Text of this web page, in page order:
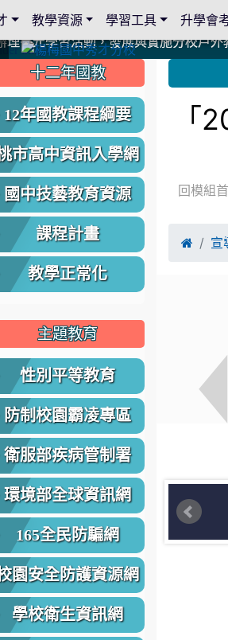
國信託商業銀行 2023.04.22 愛傳球計畫
國信託商業銀行 2023.04.22 愛傳球計畫
理多元學習活動，發展與實施分校戶外
理多元學習活動，發展與實施分校戶外
取社會資源，傳愛與溫暖：2024.3.19
取社會資源，傳愛與溫暖：2024.3.19
學年度畢業學生與師長合照
學年度畢業學生與師長合照
理多元學習活動，發展與實施分校戶外
理多元學習活動，發展與實施分校戶外
取社會資源，傳愛與溫暖：110.12.22
取社會資源，傳愛與溫暖：110.12.22
取社會資源，傳愛與溫暖：110.12.22
取社會資源，傳愛與溫暖：110.12.22
參觀客家博覽會
參觀客家博覽會
國際獅子會贈送本校學生耶誕
國際獅子會贈送本校學生耶誕
國際獅子會贊助本校學生獎助
國際獅子會贊助本校學生獎助
聖誕感恩歌謠競賽；本校師
聖誕感恩歌謠競賽；本校師
置優質學習空間；合作互惠，建立良善
置優質學習空間；合作互惠，建立良善
:::
「
回模組
 宣
十二年國教
12年國教課程綱要
市高中資訊入學網
國中技藝教育資源
課程計畫
教學正常化
主題教育
性別平等教育
防制校園霸凌專區
衛服部疾病管制署
環境部全球資訊網
165全民防騙網
園安全防護資源網
學校衛生資訊網
教學資源 學習工具 升學會